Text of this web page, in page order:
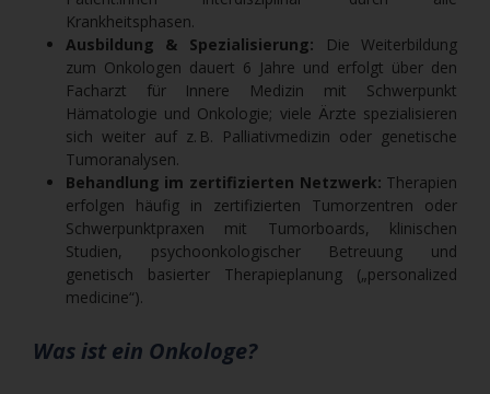
Krankheitsphasen.
Ausbildung & Spezialisierung: Die Weiterbildung
zum Onkologen dauert 6 Jahre und erfolgt über den
Facharzt für Innere Medizin mit Schwerpunkt
Hämatologie und Onkologie; viele Ärzte spezialisieren
sich weiter auf z. B. Palliativmedizin oder genetische
Tumoranalysen.
Behandlung im zertifizierten Netzwerk: Therapien
erfolgen häufig in zertifizierten Tumorzentren oder
Schwerpunktpraxen mit Tumorboards, klinischen
Studien, psychoonkologischer Betreuung und
genetisch basierter Therapieplanung („personalized
medicine“).
Was ist ein Onkologe?